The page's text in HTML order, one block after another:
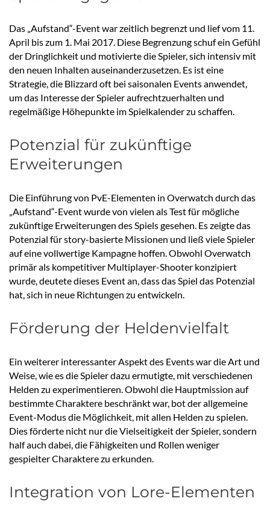
Das „Aufstand“-Event war zeitlich begrenzt und lief vom 11.
April bis zum 1. Mai 2017. Diese Begrenzung schuf ein Gefühl
der Dringlichkeit und motivierte die Spieler, sich intensiv mit
den neuen Inhalten auseinanderzusetzen. Es ist eine
Strategie, die Blizzard oft bei saisonalen Events anwendet,
um das Interesse der Spieler aufrechtzuerhalten und
regelmäßige Höhepunkte im Spielkalender zu schaffen.
Potenzial für zukünftige
Erweiterungen
Die Einführung von PvE-Elementen in Overwatch durch das
„Aufstand“-Event wurde von vielen als Test für mögliche
zukünftige Erweiterungen des Spiels gesehen. Es zeigte das
Potenzial für story-basierte Missionen und ließ viele Spieler
auf eine vollwertige Kampagne hoffen. Obwohl Overwatch
primär als kompetitiver Multiplayer-Shooter konzipiert
wurde, deutete dieses Event an, dass das Spiel das Potenzial
hat, sich in neue Richtungen zu entwickeln.
Förderung der Heldenvielfalt
Ein weiterer interessanter Aspekt des Events war die Art und
Weise, wie es die Spieler dazu ermutigte, mit verschiedenen
Helden zu experimentieren. Obwohl die Hauptmission auf
bestimmte Charaktere beschränkt war, bot der allgemeine
Event-Modus die Möglichkeit, mit allen Helden zu spielen.
Dies förderte nicht nur die Vielseitigkeit der Spieler, sondern
half auch dabei, die Fähigkeiten und Rollen weniger
gespielter Charaktere zu erkunden.
Integration von Lore-Elementen